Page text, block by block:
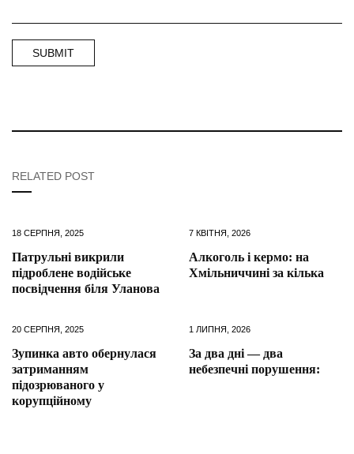
RELATED POST
18 СЕРПНЯ, 2025
Патрульні викрили
підроблене водійське
посвідчення біля Уланова
7 КВІТНЯ, 2026
Алкоголь і кермо: на
Хмільниччині за кілька
20 СЕРПНЯ, 2025
Зупинка авто обернулася
затриманням
підозрюваного у
корупційному
1 ЛИПНЯ, 2026
За два дні — два
небезпечні порушення: